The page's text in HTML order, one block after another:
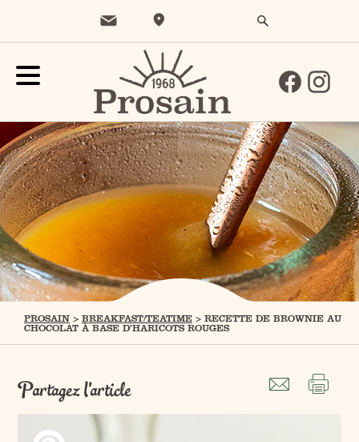
PROSAIN > BREAKFAST/TEATIME > RECETTE DE BROWNIE AU
CHOCOLAT À BASE D’HARICOTS ROUGES
Partagez l'article